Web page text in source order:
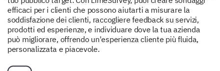
efficaci per i clienti che possono aiutarti a misurare la
soddisfazione dei clienti, raccogliere feedback su servizi,
prodotti ed esperienze, e individuare dove la tua azienda
può migliorare, offrendo un'esperienza cliente più fluida,
personalizzata e piacevole.